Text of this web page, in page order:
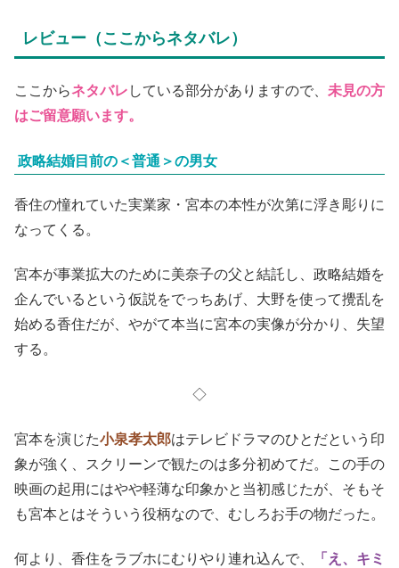
レビュー（ここからネタバレ）
ここからネタバレ している部分がありますので、 未見の方
はご留意願います。
政略結婚目前の＜普通＞の男女
香住の憧れていた実業家・宮本の本性が次第に浮き彫りに
なってくる。
宮本が事業拡大のために美奈子の父と結託し、政略結婚を
企んでいるという仮説をでっちあげ、大野を使って攪乱を
始める香住だが、やがて本当に宮本の実像が分かり、失望
する。
◇
宮本を演じた小泉孝太郎はテレビドラマのひとだという印
象が強く、スクリーンで観たのは多分初めてだ。この手の
映画の起用にはやや軽薄な印象かと当初感じたが、そもそ
も宮本とはそういう役柄なので、むしろお手の物だった。
何より、香住をラブホにむりやり連れ込んで、
「え、キミ